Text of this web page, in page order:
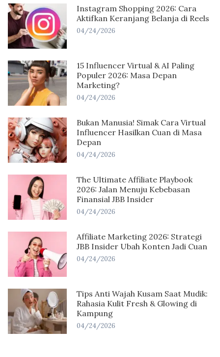
Instagram Shopping 2026: Cara
Aktifkan Keranjang Belanja di Reels
04/24/2026
15 Influencer Virtual & AI Paling
Populer 2026: Masa Depan
Marketing?
04/24/2026
Bukan Manusia! Simak Cara Virtual
Influencer Hasilkan Cuan di Masa
Depan
04/24/2026
The Ultimate Affiliate Playbook
2026: Jalan Menuju Kebebasan
Finansial JBB Insider
04/24/2026
Affiliate Marketing 2026: Strategi
JBB Insider Ubah Konten Jadi Cuan
04/24/2026
Tips Anti Wajah Kusam Saat Mudik:
Rahasia Kulit Fresh & Glowing di
Kampung
04/24/2026